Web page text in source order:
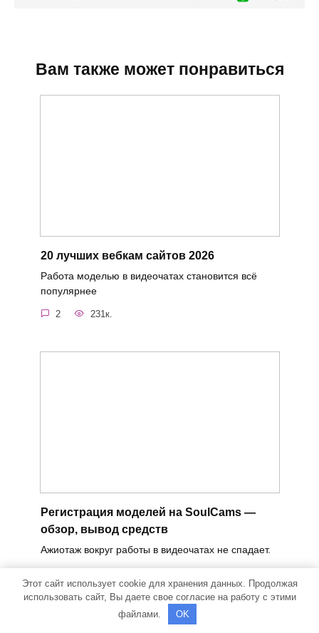
Вам также может понравиться
20 лучших вебкам сайтов 2026
Работа моделью в видеочатах становится всё
популярнее
2 231к.
Регистрация моделей на SoulCams —
обзор, вывод средств
Ажиотаж вокруг работы в видеочатах не спадает.
Этот сайт использует cookie для хранения данных. Продолжая
использовать сайт, Вы даете свое согласие на работу с этими
файлами.
OK